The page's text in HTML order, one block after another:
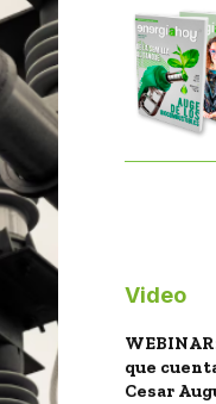
Video
que
Cesar